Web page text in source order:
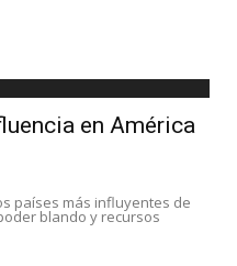
en América
países más influyentes de
blando y recursos